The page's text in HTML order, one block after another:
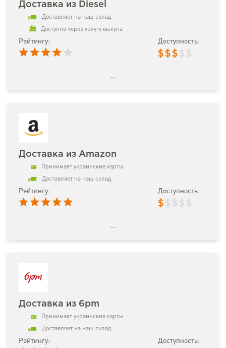
Доставка из Diesel
Доставляет на наш склад
Доступно через услугу выкупа
Рейтингу: Доступность:
$ $ $ $ $
Доставка из Amazon
Принимает украинские карты
Доставляет на наш склад
Рейтингу: Доступность:
$ $ $ $ $
Доставка из 6pm
Принимает украинские карты
Доставляет на наш склад
Рейтингу: Доступность: